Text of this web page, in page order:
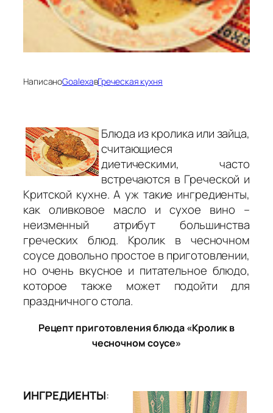
НаписаноGoalexaвГреческая кухня
Блюда из кролика или зайца,
считающиеся
диетическими, часто
встречаются в Греческой и
Критской кухне. А уж такие ингредиенты,
как оливковое масло и сухое вино –
неизменный атрибут большинства
греческих блюд. Кролик в чесночном
соусе довольно простое в приготовлении,
но очень вкусное и питательное блюдо,
которое также может подойти для
праздничного стола.
Рецепт приготовления блюда «Кролик в
чесночном соусе»
ИНГРЕДИЕНТЫ: